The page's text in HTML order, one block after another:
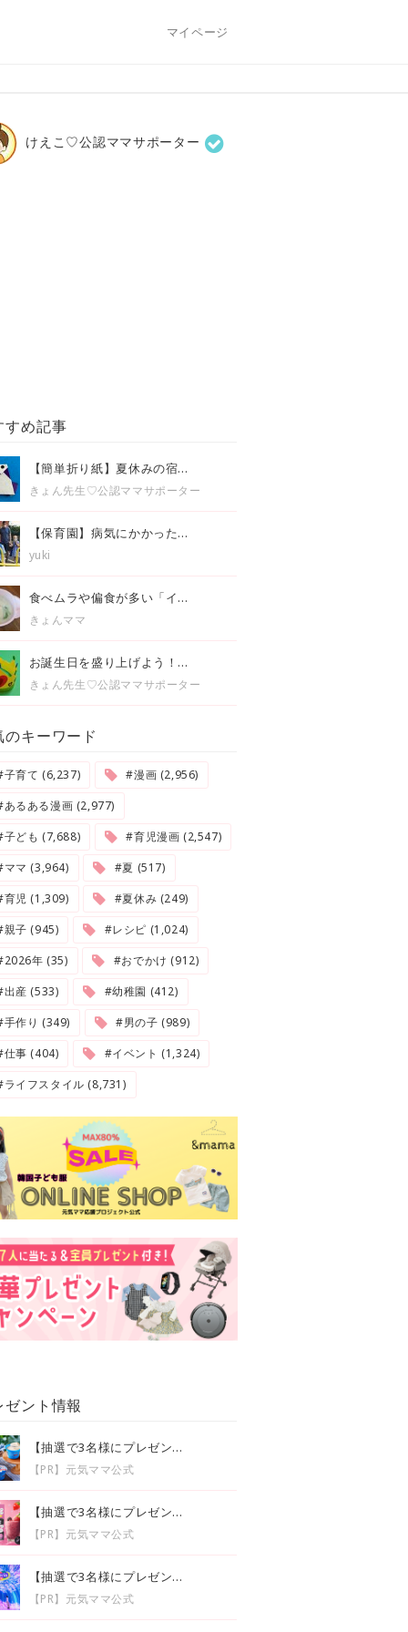
マイページ
けえこ♡公認ママサポーター
すめ記事
【簡単折り紙】夏休みの宿...
きょん先生♡公認ママサポーター
【保育園】病気にかかった...
yuki
食べムラや偏食が多い「イ...
きょんママ
お誕生日を盛り上げよう！...
きょん先生♡公認ママサポーター
のキーワード
育て (6,237)
#漫画 (2,956)
るある漫画 (2,977)
ども (7,688)
#育児漫画 (2,547)
マ (3,964)
#夏 (517)
児 (1,309)
#夏休み (249)
子 (945)
#レシピ (1,024)
年 (35)
#おでかけ (912)
産 (533)
#幼稚園 (412)
作り (349)
#男の子 (989)
事 (404)
#イベント (1,324)
イフスタイル (8,731)
ゼント情報
【抽選で3名様にプレゼン...
【PR】元気ママ公式
【抽選で3名様にプレゼン...
【PR】元気ママ公式
【抽選で3名様にプレゼン...
【PR】元気ママ公式